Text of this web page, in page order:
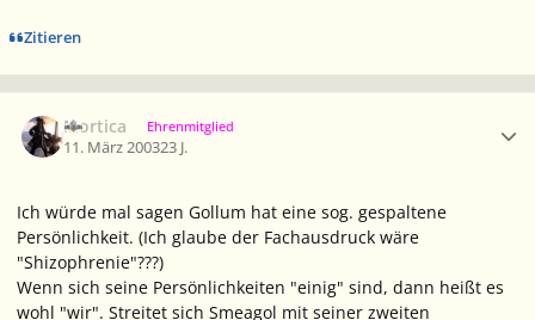
Zitieren
Mortica Ehrenmitglied
11. März 200323 J.
Ich würde mal sagen Gollum hat eine sog. gespaltene
Persönlichkeit. (Ich glaube der Fachausdruck wäre
"Shizophrenie"???)
Wenn sich seine Persönlichkeiten "einig" sind, dann heißt es
wohl "wir". Streitet sich Smeagol mit seiner zweiten